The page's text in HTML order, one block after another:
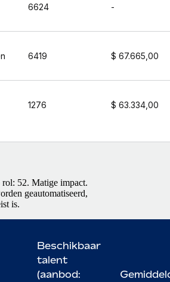
6624 -
6419 $ 67.665,00
1276 $ 63.334,00
52. Matige impact.
geautomatiseerd,
is.
Beschikbaar
talent
(aanbod: